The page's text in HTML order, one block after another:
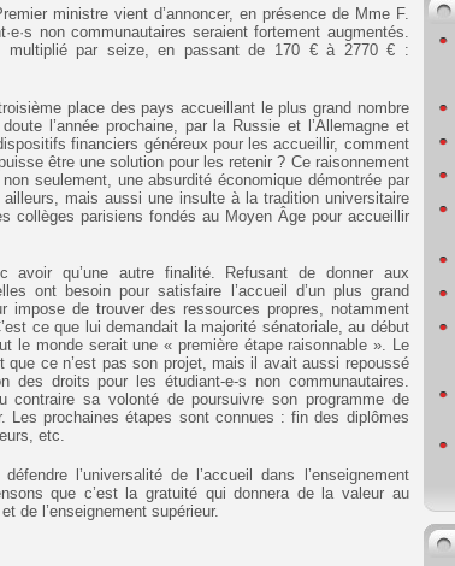
ministre vient d’annoncer, en présence de Mme F.
non communautaires seraient fortement augmentés.
multiplié par seize, en passant de 170 € à 2770 € :
place des pays accueillant le plus grand nombre
l’année prochaine, par la Russie et l’Allemagne et
financiers généreux pour les accueillir, comment
être une solution pour les retenir ? Ce raisonnement
seulement, une absurdité économique démontrée par
mais aussi une insulte à la tradition universitaire
collèges parisiens fondés au Moyen Âge pour accueillir
avoir qu’une autre finalité. Refusant de donner aux
ont besoin pour satisfaire l’accueil d’un plus grand
impose de trouver des ressources propres, notamment
ce que lui demandait la majorité sénatoriale, au début
le monde serait une « première étape raisonnable ». Le
que ce n’est pas son projet, mais il avait aussi repoussé
des droits pour les étudiant-e-s non communautaires.
contraire sa volonté de poursuivre son programme de
Les prochaines étapes sont connues : fin des diplômes
etc.
l’universalité de l’accueil dans l’enseignement
que c’est la gratuité qui donnera de la valeur au
de l’enseignement supérieur.